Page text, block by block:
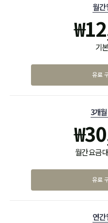
월간
₩
기
유료
3개
₩
월간 요금
유료
연간